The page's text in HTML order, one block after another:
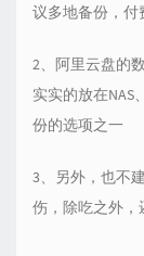
议多地备份，付
2、阿里云盘的
实实的放在NAS
份的选项之一
3、另外，也不
伤，除吃之外